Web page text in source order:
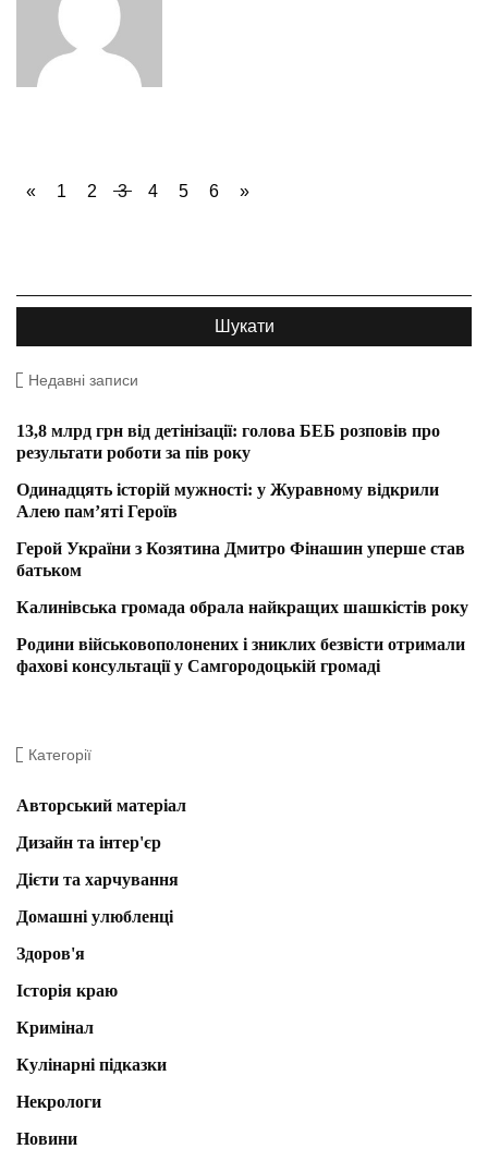
« 1 2 3 4 5 6 »
Недавні записи
13,8 млрд грн від детінізації: голова БЕБ розповів про
результати роботи за пів року
Одинадцять історій мужності: у Журавному відкрили
Алею пам’яті Героїв
Герой України з Козятина Дмитро Фінашин уперше став
батьком
Калинівська громада обрала найкращих шашкістів року
Родини військовополонених і зниклих безвісти отримали
фахові консультації у Самгородоцькій громаді
Категорії
Авторський матеріал
Дизайн та інтер'єр
Дієти та харчування
Домашні улюбленці
Здоров'я
Історія краю
Кримінал
Кулінарні підказки
Некрологи
Новини